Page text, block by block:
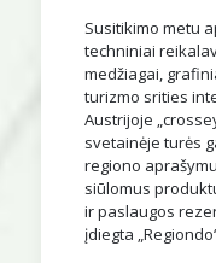
Susitikimo metu
techniniai
medžiagai,
turizmo srities
Austrijoje
svetainėje turės
regiono
siūlomus
ir paslaugos
įdiegta